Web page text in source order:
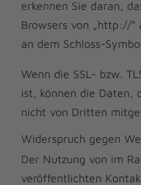
erkennen Sie daran,
Browsers von „http://
an dem Schloss-
Wenn die SSL- bzw.
ist, können die Daten,
nicht von Dritten
Widerspruch gegen
Der Nutzung von im
veröffentlichten